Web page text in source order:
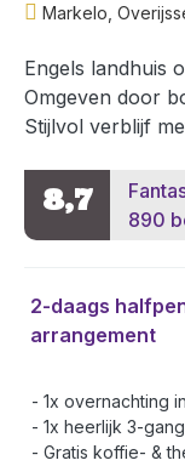
Markelo,
Engels landhuis
Omgeven door
Stijlvol verblijf
8,7
890
2-daags
arrangement
1x overnachting
1x heerlijk 3-
Gratis koffie- &